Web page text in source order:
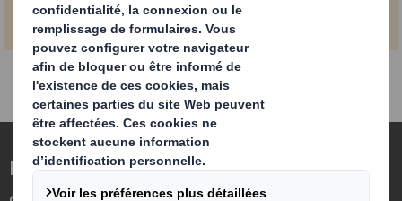
Repenser l’emballage pour un monde qui